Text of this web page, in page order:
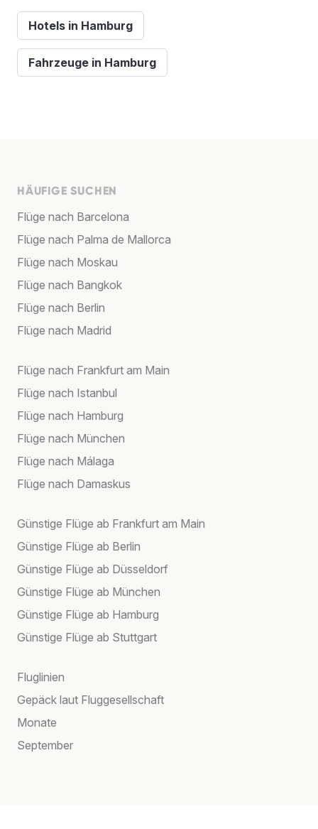
Hotels in Hamburg
Fahrzeuge in Hamburg
HÄUFIGE SUCHEN
Flüge nach Barcelona
Flüge nach Palma de Mallorca
Flüge nach Moskau
Flüge nach Bangkok
Flüge nach Berlin
Flüge nach Madrid
Flüge nach Frankfurt am Main
Flüge nach Istanbul
Flüge nach Hamburg
Flüge nach München
Flüge nach Málaga
Flüge nach Damaskus
Günstige Flüge ab Frankfurt am Main
Günstige Flüge ab Berlin
Günstige Flüge ab Düsseldorf
Günstige Flüge ab München
Günstige Flüge ab Hamburg
Günstige Flüge ab Stuttgart
Fluglinien
Gepäck laut Fluggesellschaft
Monate
September